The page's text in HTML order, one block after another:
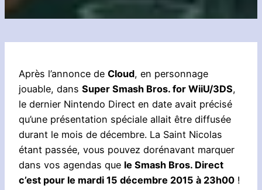
Après l’annonce de Cloud, en personnage
jouable, dans Super Smash Bros. for WiiU/3DS,
le dernier Nintendo Direct en date avait précisé
qu’une présentation spéciale allait être diffusée
durant le mois de décembre. La Saint Nicolas
étant passée, vous pouvez dorénavant marquer
dans vos agendas que le Smash Bros. Direct
c’est pour le mardi 15 décembre 2015 à 23h00 !